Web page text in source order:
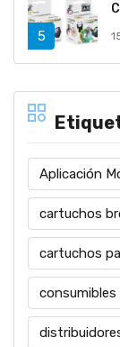
Aplicación
cartuchos
cartuchos
consumibles